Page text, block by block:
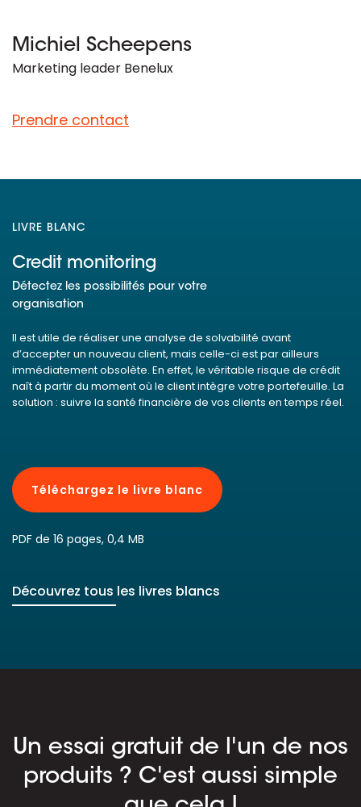
Michiel Scheepens
Marketing leader Benelux
Prendre contact
LIVRE BLANC
Credit monitoring
Détectez les possibilités pour votre
organisation
Il est utile de réaliser une analyse de solvabilité avant
d’accepter un nouveau client, mais celle-ci est par ailleurs
immédiatement obsolète. En effet, le véritable risque de crédit
naît à partir du moment où le client intègre votre portefeuille. La
solution : suivre la santé financière de vos clients en temps réel.
Téléchargez le livre blanc
PDF de 16 pages, 0,4 MB
Découvrez tous les livres blancs
Un essai gratuit de l'un de nos
produits ? C'est aussi simple